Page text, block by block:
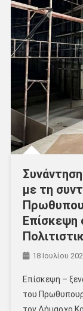
με τη
Επίσκεψη
18 Ιουλίου
Επίσκεψη –
του